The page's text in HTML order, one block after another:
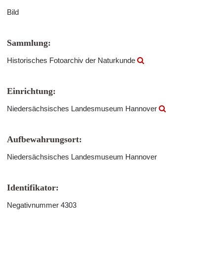
Bild
Sammlung:
Historisches Fotoarchiv der Naturkunde
Einrichtung:
Niedersächsisches Landesmuseum Hannover
Aufbewahrungsort:
Niedersächsisches Landesmuseum Hannover
Identifikator:
Negativnummer 4303